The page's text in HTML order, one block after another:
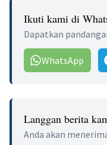
Ikuti kami di
Dapatkan
WhatsApp
Langgan berita
Anda akan